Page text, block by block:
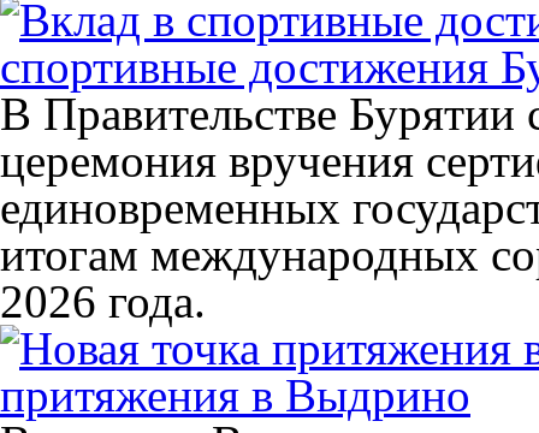
спортивные достижения
В Правительстве Бурятии
церемония вручения
единовременных
итогам международных
2026 года.
притяжения в Выдрино